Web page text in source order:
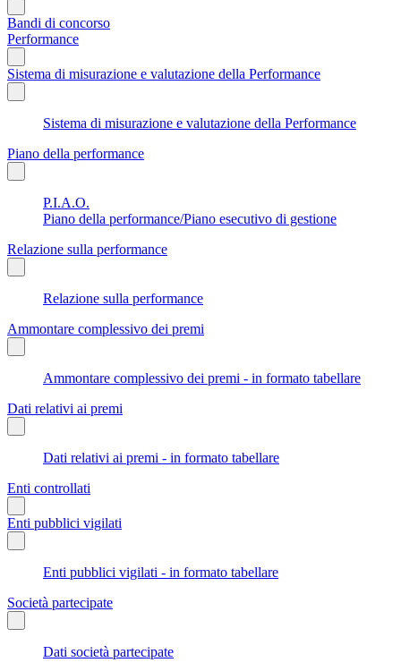
Bandi di concorso
Performance
Sistema di misurazione e valutazione della Performance
Sistema di misurazione e valutazione della Performance
Piano della performance
P.I.A.O.
Piano della performance/Piano esecutivo di gestione
Relazione sulla performance
Relazione sulla performance
Ammontare complessivo dei premi
Ammontare complessivo dei premi - in formato tabellare
Dati relativi ai premi
Dati relativi ai premi - in formato tabellare
Enti controllati
Enti pubblici vigilati
Enti pubblici vigilati - in formato tabellare
Società partecipate
Dati società partecipate